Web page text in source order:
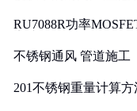
RU7088R功率
不锈钢通风 管道施工
201不锈钢重量计算方